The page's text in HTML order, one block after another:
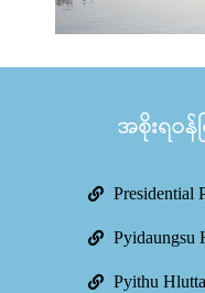
အစိုးရဝန်
Presidential
Pyidaungsu
Pyithu